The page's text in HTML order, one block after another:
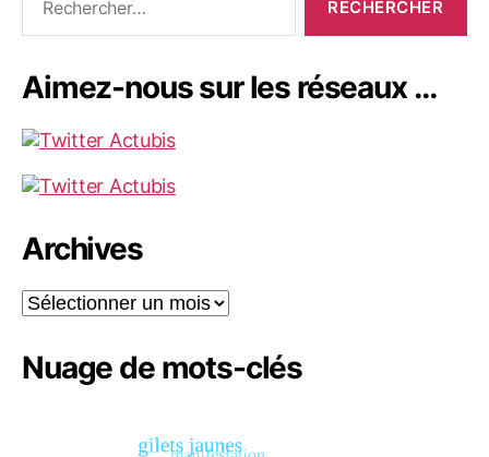
Aimez-nous sur les réseaux …
Archives
Archives
Nuage de mots-clés